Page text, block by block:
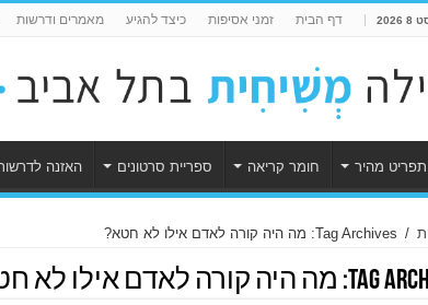
דף הבית זמני אסיפות כיצד להגיע מאמרים ודרשות
תפריט מהיר חומר קריאה ספריית סרטונים האזנה
/ Tag Archives: מה היה קורה לאדם אילו לא חטא?
Tag מה היה קורה לאדם אילו לא